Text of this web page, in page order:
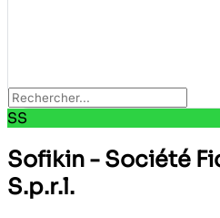
SS
Sofikin - Société
S.p.r.l.